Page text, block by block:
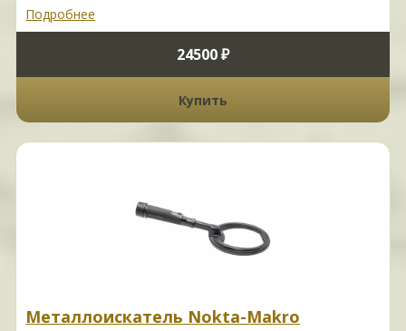
Подробнее
24500 ₽
Купить
Металлоискатель Nokta-Makro